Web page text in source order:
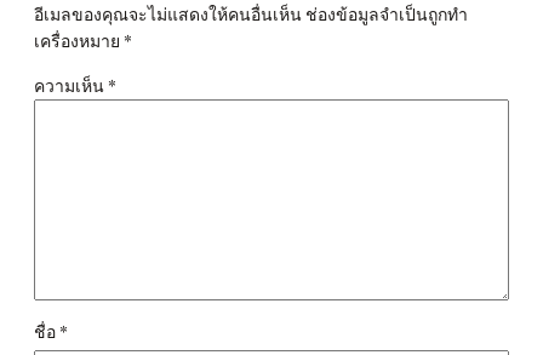
อีเมลของคุณจะไม่แสดงให้คนอื่นเห็น ช่องข้อมูลจำเป็นถูกทำ
เครื่องหมาย *
ความเห็น *
ชื่อ *